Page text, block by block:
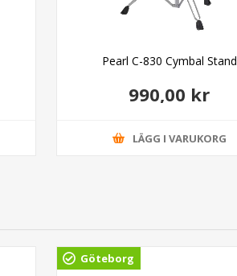
Pearl C-830 Cymbal Stand
990,00 kr
LÄGG I VARUKORG
Göteborg